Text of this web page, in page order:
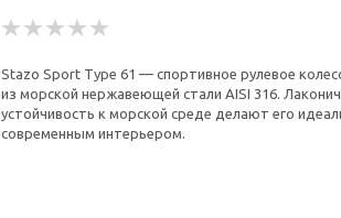
Stazo Sport Type 61 — спортивное рулевое
из морской нержавеющей стали AISI 316.
устойчивость к морской среде делают его
современным интерьером.